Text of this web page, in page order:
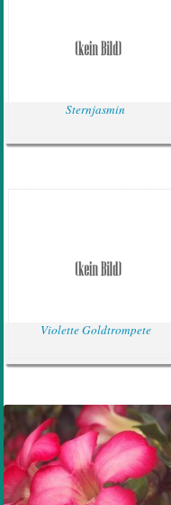
Sternjasmin
Violette Goldtrompete